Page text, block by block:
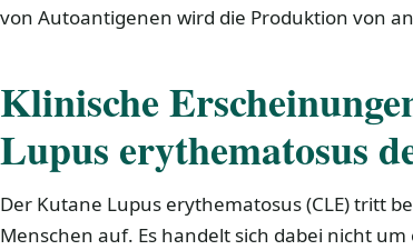
von Autoantigenen wird die Produktion von
Klinische
Lupus erythematosus
Der Kutane Lupus erythematosus (CLE) tritt
Menschen auf. Es handelt sich dabei nicht